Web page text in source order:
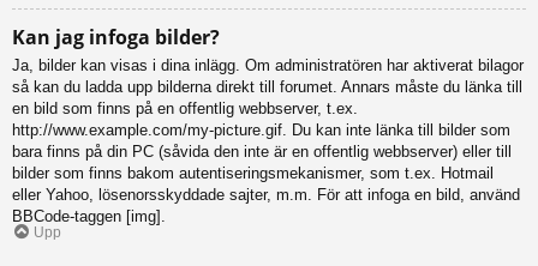
Kan jag infoga bilder?
Ja, bilder kan visas i dina inlägg. Om administratören har aktiverat bilagor
så kan du ladda upp bilderna direkt till forumet. Annars måste du länka till
en bild som finns på en offentlig webbserver, t.ex.
http://www.example.com/my-picture.gif. Du kan inte länka till bilder som
bara finns på din PC (såvida den inte är en offentlig webbserver) eller till
bilder som finns bakom autentiseringsmekanismer, som t.ex. Hotmail
eller Yahoo, lösenorsskyddade sajter, m.m. För att infoga en bild, använd
BBCode-taggen [img].
Upp